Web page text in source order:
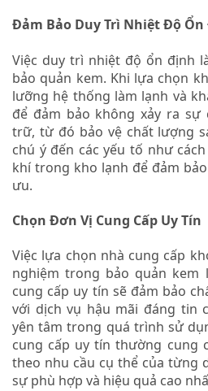
Đảm Bảo Duy Trì Nhiệt Độ
Việc duy trì nhiệt độ ổn định
bảo quản kem. Khi lựa chọn
lưỡng hệ thống làm lạnh và
để đảm bảo không xảy ra
trữ, từ đó bảo vệ chất lượng
chú ý đến các yếu tố như
khí trong kho lạnh để đảm
ưu.
Chọn Đơn Vị Cung Cấp Uy Tín
Việc lựa chọn nhà cung cấp
nghiệm trong bảo quản
cung cấp uy tín sẽ đảm bảo
với dịch vụ hậu mãi đáng tin
yên tâm trong quá trình sử
cung cấp uy tín thường cung
theo nhu cầu cụ thể của từng
sự phù hợp và hiệu quả cao